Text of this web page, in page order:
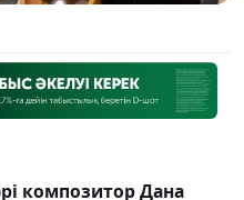
композитор Дана